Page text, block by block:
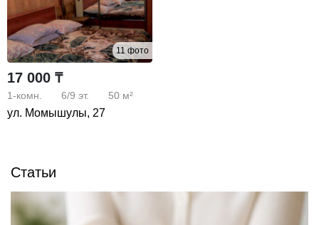
11 фото
17 000 ₸
1-комн. 6/9 эт. 50 м²
ул. Момышулы, 27
Статьи